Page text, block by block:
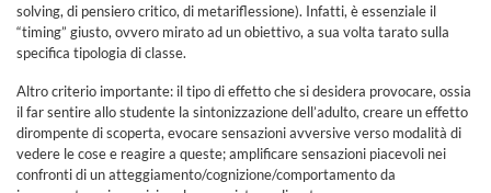
solving, di pensiero critico, di metariflessione). Infatti, è essenziale il
“timing” giusto, ovvero mirato ad un obiettivo, a sua volta tarato sulla
specifica tipologia di classe.
Altro criterio importante: il tipo di effetto che si desidera provocare, ossia
il far sentire allo studente la sintonizzazione dell’adulto, creare un effetto
dirompente di scoperta, evocare sensazioni avversive verso modalità di
vedere le cose e reagire a queste; amplificare sensazioni piacevoli nei
confronti di un atteggiamento/cognizione/comportamento da